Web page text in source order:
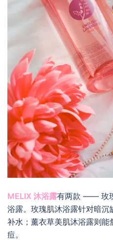
MELIX 沐浴露有两款 —— 玫
浴露。玫瑰肌沐浴露针对暗
补水；薰衣草美肌沐浴露则
痘。